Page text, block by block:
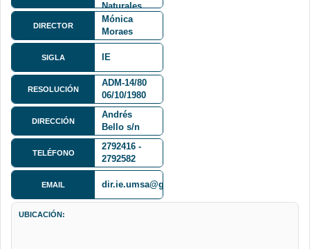
Naturales
FCPN
DIRECTOR
Ph. D.
Mónica
Moraes
Ramirez
SIGLA IE
RESOLUCIÓN
ADM-14/80
06/10/1980
DIRECCIÓN
Calle 27 y
Andrés
Bello s/n
Cota Cota
TELÉFONO
2792416 -
2792582
EMAIL dir.ie.umsa@gmail.com
UBICACIÓN: